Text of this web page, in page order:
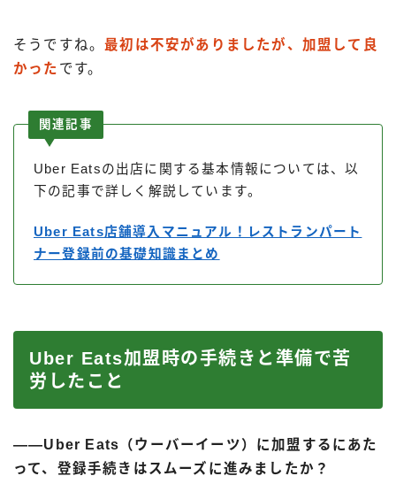
そうですね。最初は不安がありましたが、加盟して良
かった です。
関連記事
Uber Eatsの出店に関する基本情報については、以
下の記事で詳しく解説しています。
Uber Eats店舗導入マニュアル！レストランパート
ナー登録前の基礎知識まとめ
Uber Eats加盟時の手続きと準備で苦
労したこと
――Uber Eats（ウーバーイーツ）に加盟するにあた
って、登録手続きはスムーズに進みましたか？